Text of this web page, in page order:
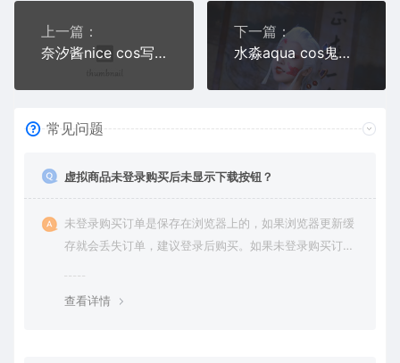
上一篇：
奈汐酱nice cos写真合集四
下一篇：
水淼aqua cos鬼灭之刃上弦陆堕姬+大凤 打歌服写真
常见问题
虚拟商品未登录购买后未显示下载按钮？
未登录购买订单是保存在浏览器上的，如果浏览器更新缓
存就会丢失订单，建议登录后购买。如果未登录购买订单
查看详情